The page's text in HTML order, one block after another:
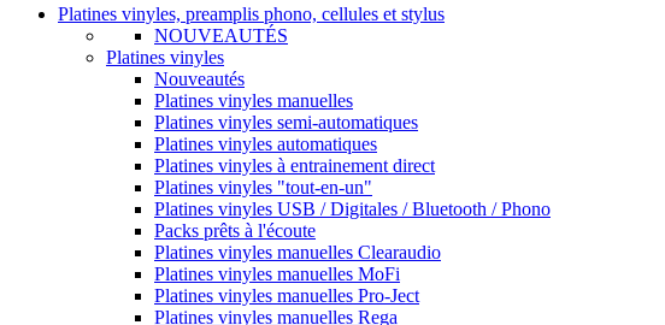
Platines vinyles, preamplis phono, cellules et stylus
NOUVEAUTÉS
Platines vinyles
Nouveautés
Platines vinyles manuelles
Platines vinyles semi-automatiques
Platines vinyles automatiques
Platines vinyles à entrainement direct
Platines vinyles "tout-en-un"
Platines vinyles USB / Digitales / Bluetooth / Phono
Packs prêts à l'écoute
Platines vinyles manuelles Clearaudio
Platines vinyles manuelles MoFi
Platines vinyles manuelles Pro-Ject
Platines vinyles manuelles Rega